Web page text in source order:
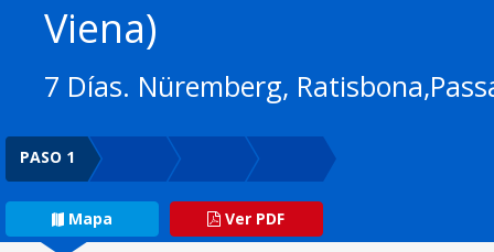
Viena)
7 Días. Nüremberg,
PASO 1
Mapa Ver PDF